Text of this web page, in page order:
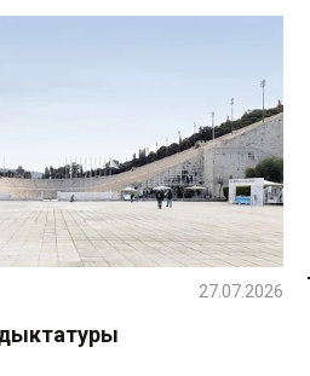
27.07.2026